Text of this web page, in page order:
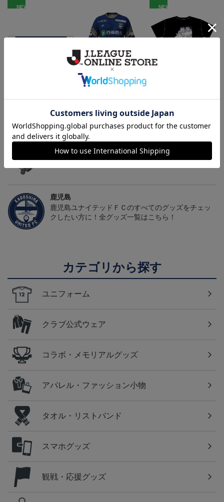
NEW
ー
26/27オーセンティックユ
NEW
トピックス
鹿児島
躍動感あふれる「ゆないくー」など、多彩なデザイ
鹿児島
鹿児島ユナイテッドＦＣのすべてのグッズをチェッ
クしたい方に！全グッズ一覧はこちら！
カテゴリから探す
ユニフォーム
クラブ公式ウェア
コラボ・メモリアルグッズ
アパレル・ファッション小物
タオル・リストバンド
スマホグッズ
観戦・応援グッズ